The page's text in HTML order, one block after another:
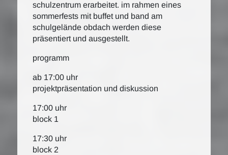
schulzentrum erarbeitet. im rahmen eines
sommerfests mit buffet und band am
schulgelände obdach werden diese
präsentiert und ausgestellt.
programm
ab 17:00 uhr
projektpräsentation und diskussion
17:00 uhr
block 1
17:30 uhr
block 2